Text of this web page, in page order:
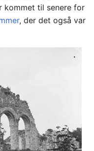
kommet til senere for
, der det også var